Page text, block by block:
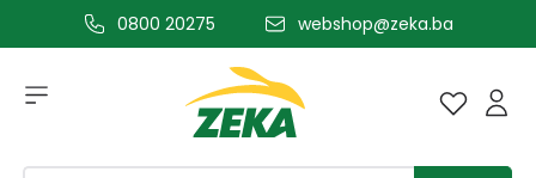
glavni sadržaj0800 20275 webshop@zeka.ba